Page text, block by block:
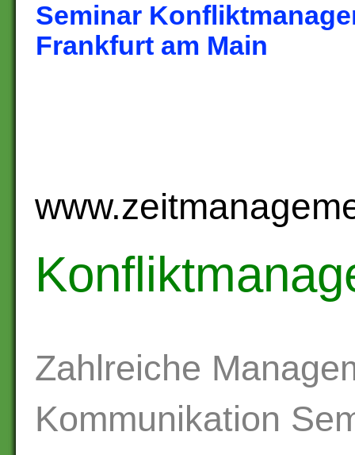
Seminar
Frankfurt am Main
Zahlreiche
Kommunikation